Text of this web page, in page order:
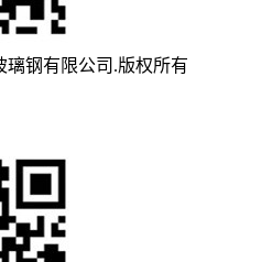
璃钢有限公司.版权所有